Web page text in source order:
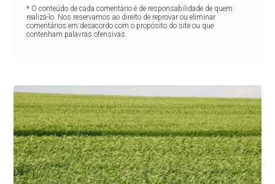
* O conteúdo de cada comentário é de responsabilidade de quem
realizá-lo. Nos reservamos ao direito de reprovar ou eliminar
comentários em desacordo com o propósito do site ou que
contenham palavras ofensivas.